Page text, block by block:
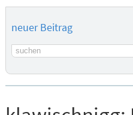
neuer Beitrag
Suchbegriff